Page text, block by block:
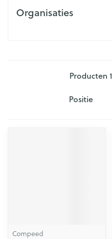
Organisaties
Producten 1
Sorteer op:
Compeed